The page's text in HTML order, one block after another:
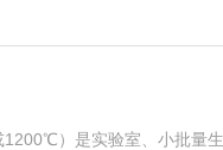
）是实验室、小批量